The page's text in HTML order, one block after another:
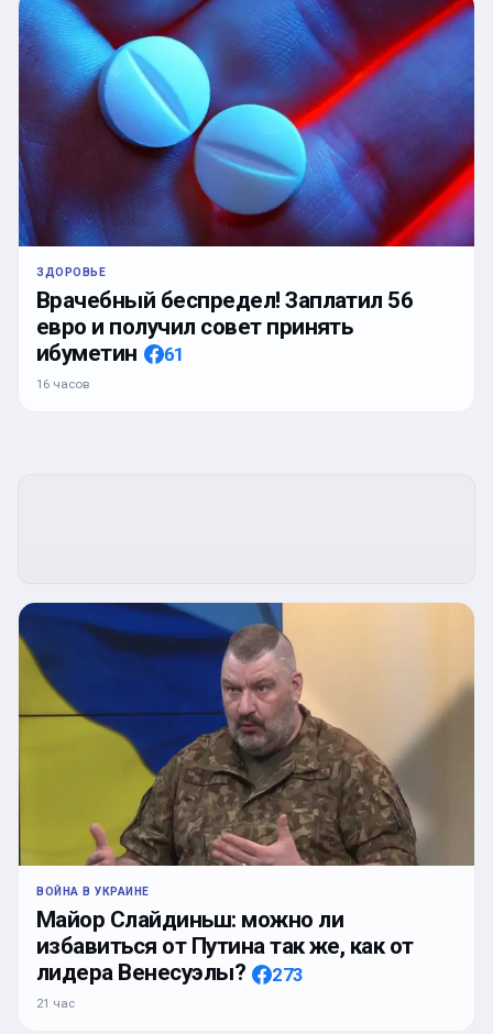
ЗДОРОВЬЕ
Врачебный беспредел! Заплатил 56
евро и получил совет принять
ибуметин
61
16 часов
ВОЙНА В УКРАИНЕ
Майор Слайдиньш: можно ли
избавиться от Путина так же, как от
лидера Венесуэлы?
273
21 час